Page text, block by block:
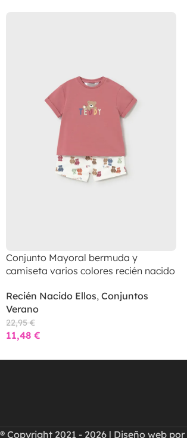
Conjunto Mayoral bermuda y
camiseta varios colores recién nacido
Recién Nacido Ellos, Conjuntos
Verano
22,95€
11,48 €
® Copyright 2021 - 2026 | Diseño web por